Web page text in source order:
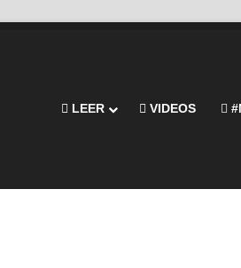
LEER VIDEOS